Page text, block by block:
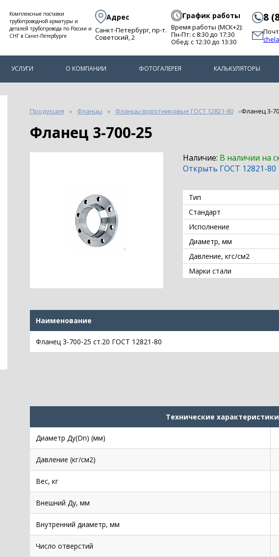
Комплексные поставки
трубопроводной арматуры и
деталей трубопровода по России и
СНГ в Санкт-Петербурге
Адрес
Санкт-Петербург, пр-т.
Советский, 2
График работы
Время работы (МСК+2):
Пн-Пт: с 8:30 до 17:30
Обед: с 12:30 до 13:30
8
УСЛУГИ О КОМПАНИИ ФОТОГАЛЕРЕЯ КАЛЬКУЛЯТОРЫ
Продукция Фланцы Фланцы воротниковые ГОСТ 12821-80 Фланец 3-
Фланец 3-700-25
Наличие: В наличии на
Открыть ГОСТ 12821-80
Тип
Стандарт
Исполнение
Диаметр, мм
Давление, кгс/см2
Марки стали
Наименование
Фланец 3-700-25 ст.20 ГОСТ 12821-80
Технические
Диаметр Ду(Dn) (мм)
Давление (кг/см2)
Вес, кг
Внешний Ду, мм
Внутренний диаметр, мм
Число отверстий